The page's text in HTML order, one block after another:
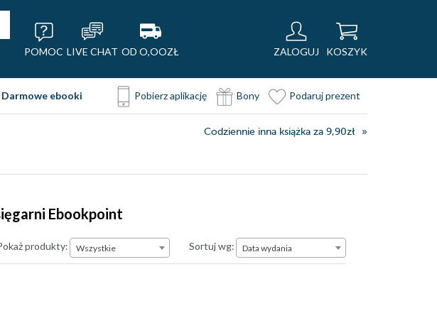
POMOC LIVE CHAT OD O,OOZŁ ZALOGUJ KOSZYK
Darmowe ebooki Pobierz aplikację Bony Podaruj prezent
Codziennie inna książka za 9,90zł
Ebookpoint
produkty: Wszystkie Sortuj wg:Data wydania
Data wydania